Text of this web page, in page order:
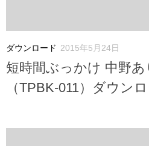
ダウンロード 2015年5月24日
短時間ぶっかけ 中野
（TPBK-011）ダウン